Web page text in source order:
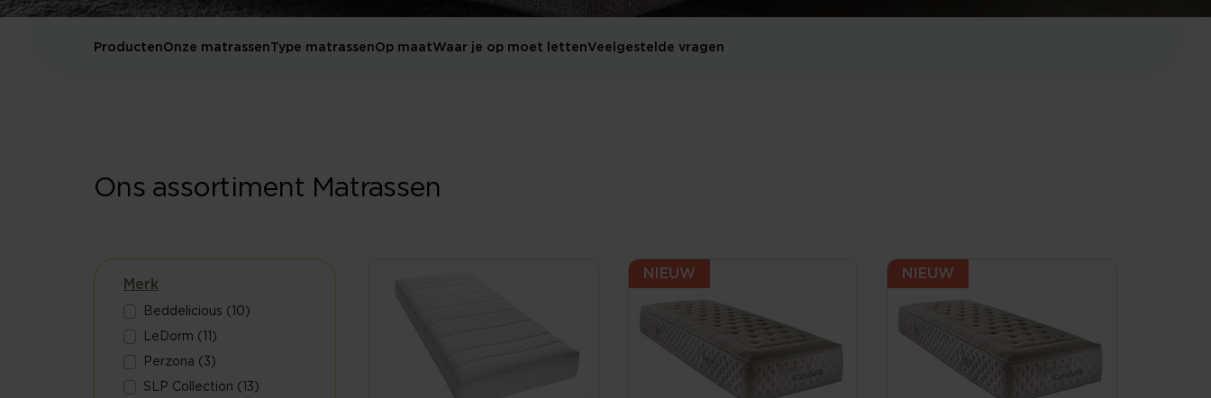
ProductenOnze matrassenType matrassenOp maatWaar je op moet lettenVeelgestelde vragen
Ons assortiment Matrassen
Merk
Beddelicious (10)
LeDorm (11)
Perzona (3)
SLP Collection (13)
NIEUW NIEUW